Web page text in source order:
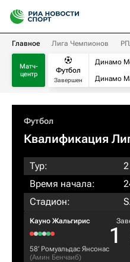
Главное Лига Чемпионов
Матч-
центр
Футбол
Завершен
Динамо
Динамо
Футбол
Квалификация
Тур:
2
Время начала:
Стадион:
Кауно Жальгирис
1
58‎’‎ Ромуальдас Янсонас
(Амин Бенчаиб)